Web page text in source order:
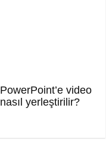
PowerPoint’e video
nasıl yerleştirilir?